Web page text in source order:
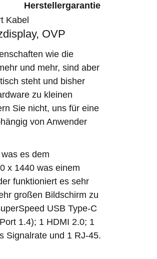
Herstellergarantie
Kabel
OVP
wie die
und mehr, sind aber
steht und bisher
zu kleinen
Sie nicht, uns für eine
von Anwender
es dem
x 1440 was einem
funktioniert es sehr
großen Bildschirm zu
USB Type-C
1.4); 1 HDMI 2.0; 1
Signalrate und 1 RJ-45.